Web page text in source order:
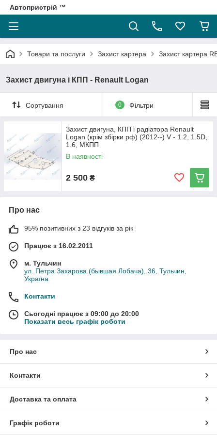
Автопристрій ™
Товари та послуги Захист картера Захист картера
Захист двигуна і КПП - Renault Logan
Сортування 0 Фільтри
Захист двигуна, КПП і радіатора Renault
Logan (крім збірки рф) (2012--) V - 1.2, 1.5D,
1.6; МКПП
В наявності
2 500 ₴
Про нас
95% позитивних з 23 відгуків за рік
Працює з 16.02.2011
м. Тульчин
ул. Петра Захарова (бывшая Лобача), 36, Тульчин,
Україна
Контакти
Сьогодні працює з 09:00 до 20:00
Показати весь графік роботи
Про нас
Контакти
Доставка та оплата
Графік роботи